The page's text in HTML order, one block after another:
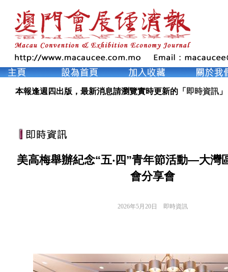
本報逢週四出版，最新消息請瀏覽實時更新的「 即時資訊 」
美高梅舉辦紀念“五‧四”青年節活動—大灣
會分享會
2026年5月20日 即時資訊